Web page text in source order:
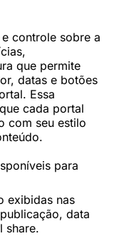
controle sobre a
que permite
datas e botões
Essa
cada portal
com seu estilo
para
exibidas nas
data
share.